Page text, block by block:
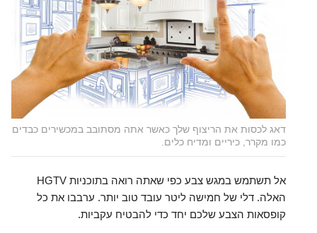
דאג לכסות את הריצוף שלך כאשר אתה מסתובב במכשירים כבדים
כמו מקרר, כיריים ומדיח כלים.
אל תשתמש במגש צבע כפי שאתה רואה בתוכניות HGTV
האלה. דלי של חמישה ליטר עובד טוב יותר. ערבבו את כל
קופסאות הצבע שלכם יחד כדי להבטיח עקביות.